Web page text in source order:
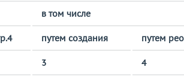
в том числе
путем создания путем
3 4